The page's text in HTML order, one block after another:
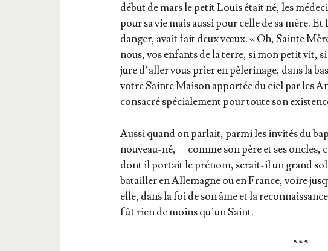
début de mars le petit Louis était né, les
pour sa vie mais aus­si pour celle de sa mère.
dan­ger, avait fait deux vœux. « Oh, Sainte
nous, vos enfants de la terre, si mon petit vit,
jure d’al­ler vous prier en pèle­ri­nage, dans la
votre Sainte Mai­son appor­tée du ciel par les
consa­cré spé­cia­le­ment pour toute son
Aus­si quand on par­lait, par­mi les invi­tés du
nou­veau-né, — comme son père et ses
dont il por­tait le pré­nom, serait-il un grand
batailler en Alle­magne ou en France, voire
elle, dans la foi de son âme et la
fût rien de moins qu’un Saint.
* * *